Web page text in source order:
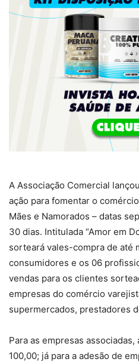
A Associação Comercial
ação para fomentar o
Mães e Namorados – datas
30 dias. Intitulada “Amor em
sorteará vales-compra de até
consumidores e os 06
vendas para os clientes
empresas do comércio
supermercados, prestadores
Para as empresas associadas,
100,00; já para a adesão de